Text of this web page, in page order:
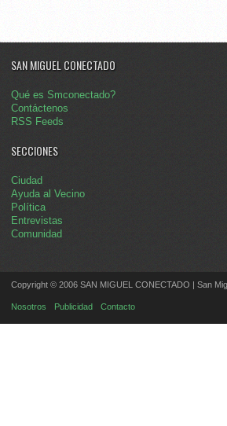
SAN MIGUEL CONECTADO
Qué es Smconectado?
Contáctenos
RSS Feeds
SECCIONES
Ciudad
Ayuda al Vecino
Política
Entrevistas
Comunidad
Copyright © 2006 SAN MIGUEL CONECTADO | San
Nosotros Publicidad Contacto